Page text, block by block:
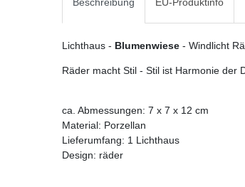
Lichthaus - Blumenwiese - Windlicht
Räder macht Stil - Stil ist Harmonie der
ca. Abmessungen: 7 x 7 x 12 cm
Material: Porzellan
Lieferumfang: 1 Lichthaus
Design: räder